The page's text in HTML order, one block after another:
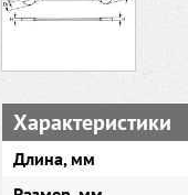
Характеристики
Длина, мм